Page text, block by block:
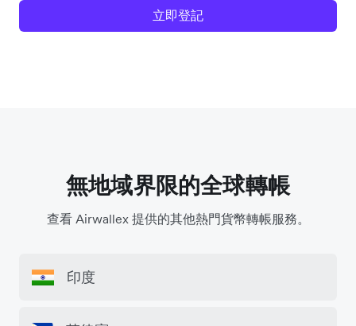
立即登記
無地域界限的全球轉帳
查看 Airwallex 提供的其他熱門貨幣轉帳服務。
印度